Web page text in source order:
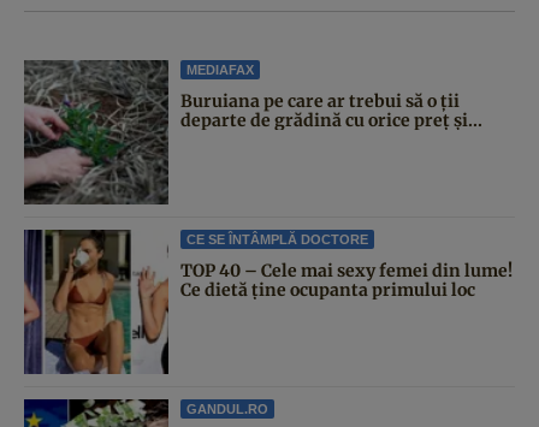
MEDIAFAX
Buruiana pe care ar trebui să o ții
departe de grădină cu orice preț și...
CE SE ÎNTÂMPLĂ DOCTORE
TOP 40 – Cele mai sexy femei din lume!
Ce dietă ține ocupanta primului loc
GANDUL.RO